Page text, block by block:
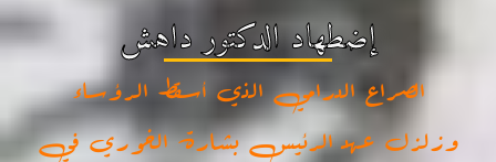
إضطهاد الدكتور داهش
الصراع الدرامي الذي أسقط الرؤساء
وزلزل عهد الرئيس بشارة الخوري في